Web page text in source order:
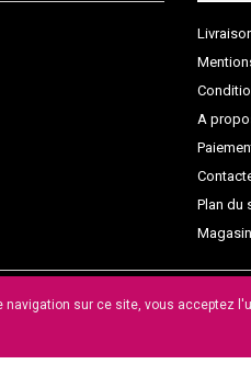
A
Plan du
navigation sur ce site, vous acceptez